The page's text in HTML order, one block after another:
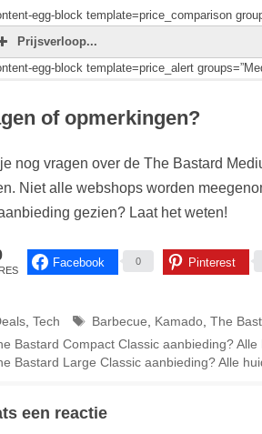
egg-block template=price_comparison
Prijsverloop...
egg-block template=price_alert
egg-block template=price_comparison
of opmerkingen?
nog vragen over de The Bastard
Niet alle webshops worden
gezien? Laat het weten!
Facebook 0 Pinterest
,Tech Tags
Barbecue, Kamado,The
Bastard Compact Classic aanbieding? Alle
Bastard Large Classic aanbieding? Alle
een reactie